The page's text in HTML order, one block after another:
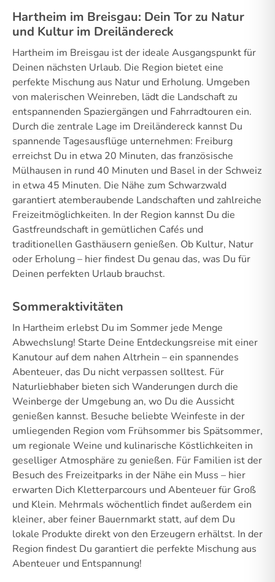
Hartheim im Breisgau: Dein Tor zu Natur
und Kultur im Dreiländereck
Hartheim im Breisgau ist der ideale Ausgangspunkt für
Deinen nächsten Urlaub. Die Region bietet eine
perfekte Mischung aus Natur und Erholung. Umgeben
von malerischen Weinreben, lädt die Landschaft zu
entspannenden Spaziergängen und Fahrradtouren ein.
Durch die zentrale Lage im Dreiländereck kannst Du
spannende Tagesausflüge unternehmen: Freiburg
erreichst Du in etwa 20 Minuten, das französische
Mülhausen in rund 40 Minuten und Basel in der Schweiz
in etwa 45 Minuten. Die Nähe zum Schwarzwald
garantiert atemberaubende Landschaften und zahlreiche
Freizeitmöglichkeiten. In der Region kannst Du die
Gastfreundschaft in gemütlichen Cafés und
traditionellen Gasthäusern genießen. Ob Kultur, Natur
oder Erholung – hier findest Du genau das, was Du für
Deinen perfekten Urlaub brauchst.
Sommeraktivitäten
In Hartheim erlebst Du im Sommer jede Menge
Abwechslung! Starte Deine Entdeckungsreise mit einer
Kanutour auf dem nahen Altrhein – ein spannendes
Abenteuer, das Du nicht verpassen solltest. Für
Naturliebhaber bieten sich Wanderungen durch die
Weinberge der Umgebung an, wo Du die Aussicht
genießen kannst. Besuche beliebte Weinfeste in der
umliegenden Region vom Frühsommer bis Spätsommer,
um regionale Weine und kulinarische Köstlichkeiten in
geselliger Atmosphäre zu genießen. Für Familien ist der
Besuch des Freizeitparks in der Nähe ein Muss – hier
erwarten Dich Kletterparcours und Abenteuer für Groß
und Klein. Mehrmals wöchentlich findet außerdem ein
kleiner, aber feiner Bauernmarkt statt, auf dem Du
lokale Produkte direkt von den Erzeugern erhältst. In der
Region findest Du garantiert die perfekte Mischung aus
Abenteuer und Entspannung!